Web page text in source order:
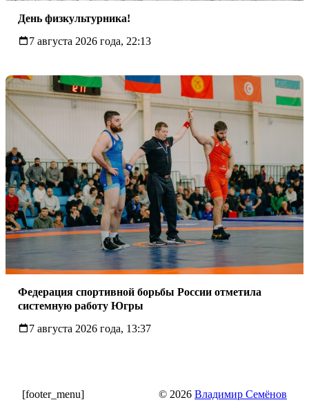
День физкультурника!
7 августа 2026 года, 22:13
Федерация спортивной борьбы России отметила
системную работу Югры
7 августа 2026 года, 13:37
[footer_menu] © 2026 Владимир Семёнов